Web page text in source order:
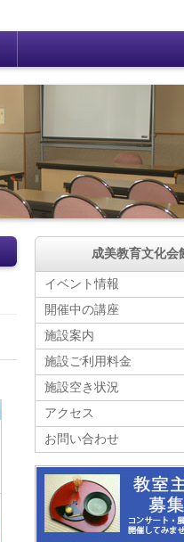
成美教育文化会
イベント情報
開催中の講座
施設案内
施設ご利用料金
施設空き状況
アクセス
お問い合わせ